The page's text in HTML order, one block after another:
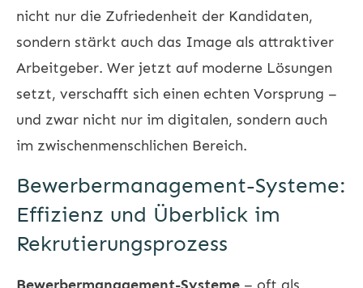
nicht nur die Zufriedenheit der Kandidaten,
sondern stärkt auch das Image als attraktiver
Arbeitgeber. Wer jetzt auf moderne Lösungen
setzt, verschafft sich einen echten Vorsprung –
und zwar nicht nur im digitalen, sondern auch
im zwischenmenschlichen Bereich.
Bewerbermanagement-Systeme:
Effizienz und Überblick im
Rekrutierungsprozess